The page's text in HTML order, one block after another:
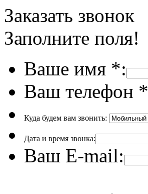
Заказать звонок
Заполните поля!
Ваше имя *:
Ваш телефон *
Куда будем вам звонить:
Дата и время звонка:
Ваш E-mail: